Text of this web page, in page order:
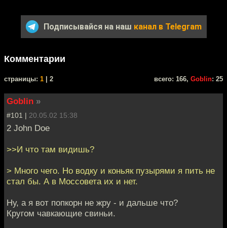
Подписывайся на наш канал в Telegram
Комментарии
cтраницы: 1 | 2 всего: 166, Goblin: 25
Goblin »
#101 | 20.05.02 15:38
2 John Doe
>>И что там видишь?
> Много чего. Но водку и коньяк пузырями я пить не
стал бы. А в Моссовета их и нет.
Ну, а я вот попкорн не жру - и дальше что?
Кругом чавкающие свиньи.